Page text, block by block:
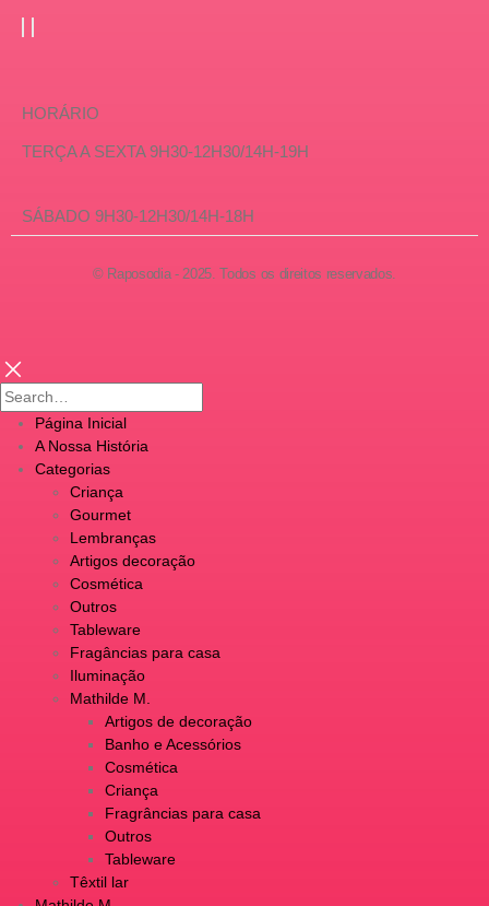
HORÁRIO
TERÇA A SEXTA 9H30-12H30/14H-19H
SÁBADO 9H30-12H30/14H-18H
© Raposodia - 2025. Todos os direitos reservados.
Página Inicial
A Nossa História
Categorias
Criança
Gourmet
Lembranças
Artigos decoração
Cosmética
Outros
Tableware
Fragâncias para casa
Iluminação
Mathilde M.
Artigos de decoração
Banho e Acessórios
Cosmética
Criança
Fragrâncias para casa
Outros
Tableware
Têxtil lar